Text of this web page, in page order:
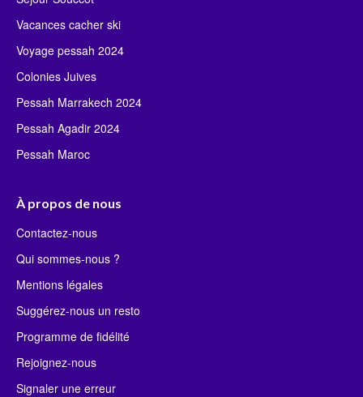
Vacances cacher ski
Voyage pessah 2024
Colonies Juives
Pessah Marrakech 2024
Pessah Agadir 2024
Pessah Maroc
À propos de nous
Contactez-nous
Qui sommes-nous ?
Mentions légales
Suggérez-nous un resto
Programme de fidélité
Rejoignez-nous
Signaler une erreur